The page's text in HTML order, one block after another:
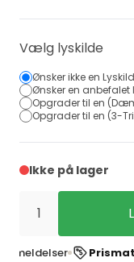
Vælg lyskilde
Ønsker ikke en
Ønsker en anbefalet
Opgrader til en
Opgrader til en (3-
Ikke på lager
Prismatch-